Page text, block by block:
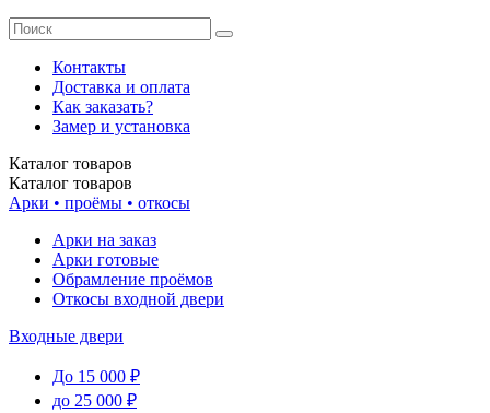
Контакты
Доставка и оплата
Как заказать?
Замер и установка
Каталог товаров
Каталог товаров
Арки • проёмы • откосы
Арки на заказ
Арки готовые
Обрамление проёмов
Откосы входной двери
Входные двери
До 15 000 ₽
до 25 000 ₽